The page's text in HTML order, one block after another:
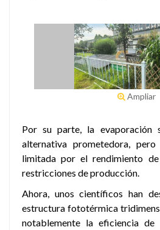
Ampliar
Por su parte, la evaporación
alternativa prometedora,
limitada por el rendimiento
restricciones de producción.
Ahora, unos científicos han
estructura fototérmica
notablemente la eficiencia de